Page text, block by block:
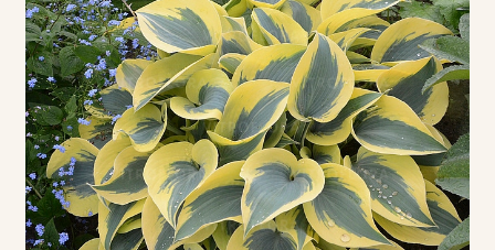
O nas
Zamówienie